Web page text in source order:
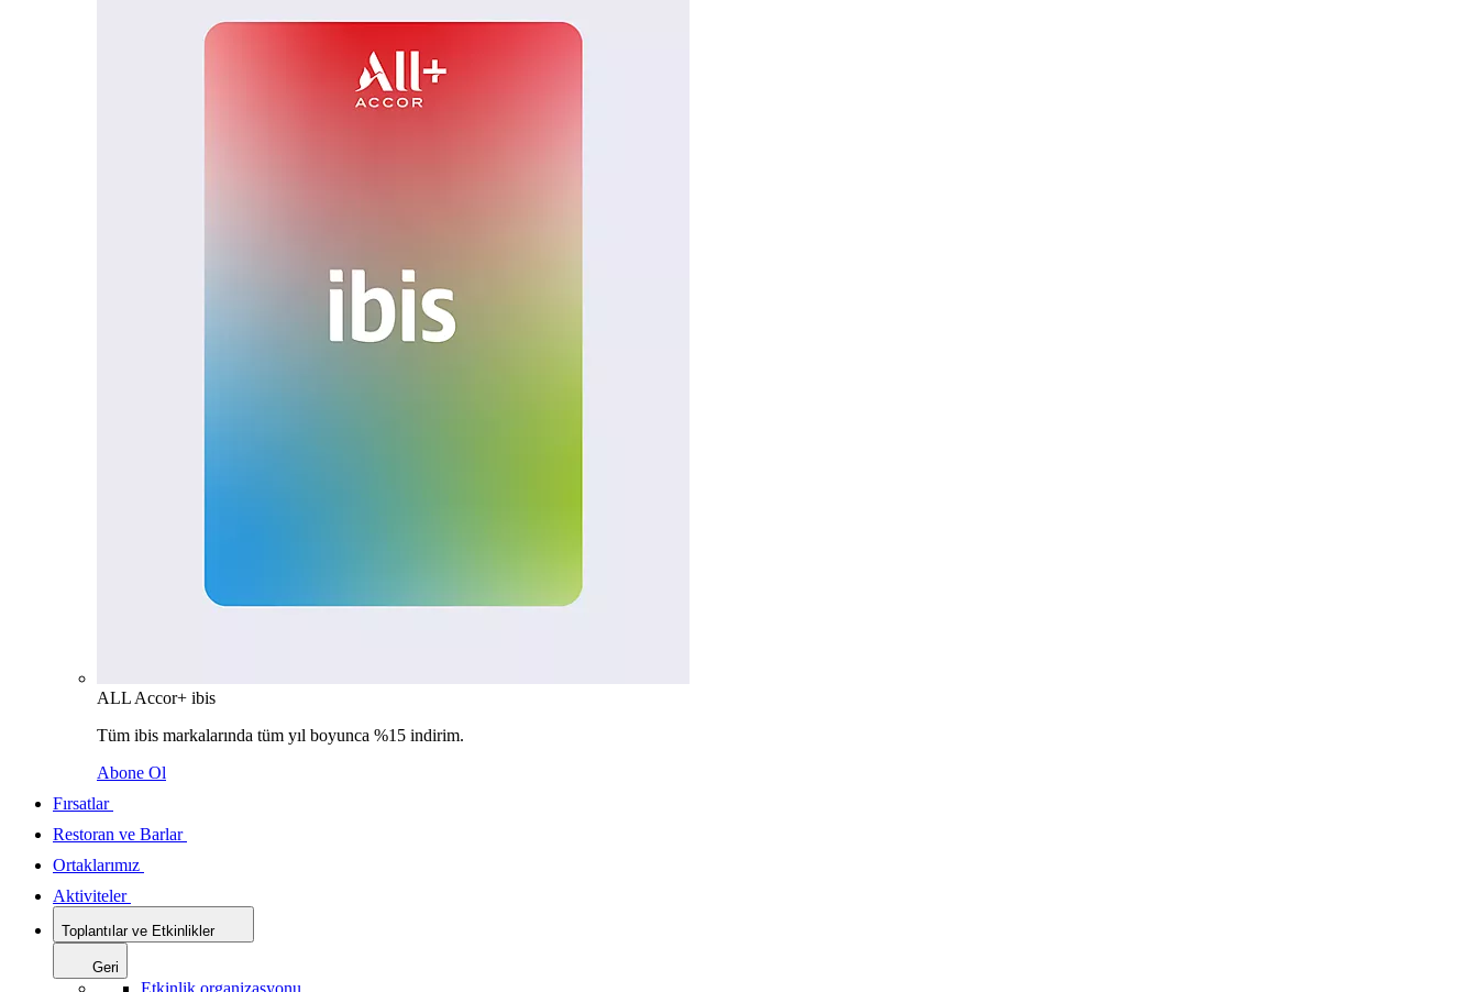
ALL Accor+ ibis
Tüm ibis markalarında tüm yıl boyunca %15 indirim.
Abone Ol
Fırsatlar
Restoran ve Barlar
Ortaklarımız
Aktiviteler
Toplantılar ve Etkinlikler
Geri
Etkinlik organizasyonu